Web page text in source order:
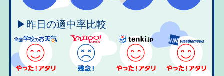
▶昨日の適中率比較